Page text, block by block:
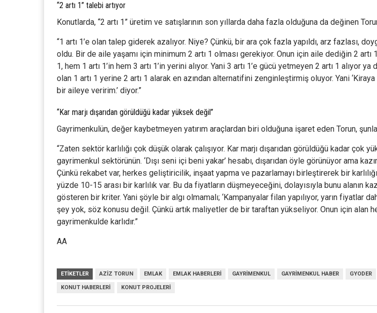
“2 artı 1” talebi artıyor
Konutlarda, “2 artı 1” üretim ve satışlarının son yıllarda daha fazla olduğuna da değinen
“1 artı 1’e olan talep giderek azalıyor. Niye? Çünkü, bir ara çok fazla yapıldı, arz fazlası,
oldu. Bir de aile yaşamı için minimum 2 artı 1 olması gerekiyor. Onun için aile dediğin 2 artı
1, hem 1 artı 1’in hem 3 artı 1’in yerini alıyor. Yani 3 artı 1’e gücü yetmeyen 2 artı 1 alıyor ya
olan 1 artı 1 yerine 2 artı 1 alarak en azından alternatifini zenginleştirmiş oluyor. Yani
bir aileye veririm.’ diyor.”
“Kar marjı dışarıdan görüldüğü kadar yüksek değil”
Gayrimenkulün, değer kaybetmeyen yatırım araçlardan biri olduğuna işaret eden Torun,
“Zaten sektör karlılığı çok düşük olarak çalışıyor. Kar marjı dışarıdan görüldüğü kadar çok
gayrimenkul sektörünün. ‘Dışı seni içi beni yakar’ hesabı, dışarıdan öyle görünüyor ama
Çünkü rekabet var, herkes geliştiricilik, inşaat yapma ve pazarlamayı birleştirerek bir
yüzde 10-15 arası bir karlılık var. Bu da fiyatların düşmeyeceğini, dolayısıyla bunu alanın
gösteren bir kriter. Yani şöyle bir algı olmamalı; ‘Kampanyalar filan yapılıyor, yarın fiyatlar
şey yok, söz konusu değil. Çünkü artık maliyetler de bir taraftan yükseliyor. Onun için alan
gayrimenkulde karlıdır.”
AA
ETIKETLER AZIZ TORUN EMLAK EMLAK HABERLERI GAYRIMENKUL GAYRIMENKUL HABER GYODER
KONUT HABERLERI KONUT PROJELERI